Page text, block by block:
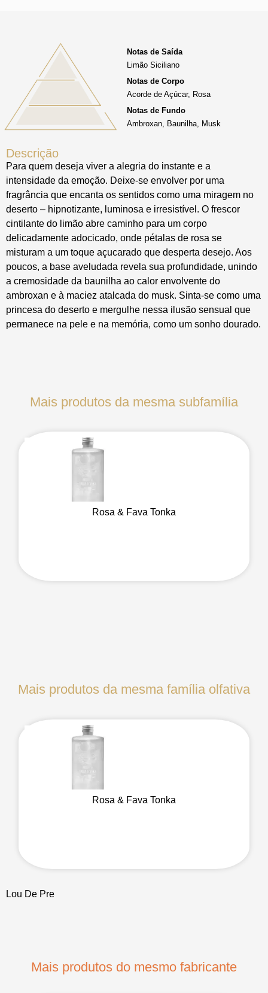
Descrição
Para quem deseja viver a alegria do instante e a
intensidade da emoção. Deixe-se envolver por uma
fragrância que encanta os sentidos como uma miragem no
deserto – hipnotizante, luminosa e irresistível. O frescor
cintilante do limão abre caminho para um corpo
delicadamente adocicado, onde pétalas de rosa se
misturam a um toque açucarado que desperta desejo. Aos
poucos, a base aveludada revela sua profundidade, unindo
a cremosidade da baunilha ao calor envolvente do
ambroxan e à maciez atalcada do musk. Sinta-se como uma
princesa do deserto e mergulhe nessa ilusão sensual que
permanece na pele e na memória, como um sonho dourado.
Notas de Saída
Limão Siciliano
Notas de Corpo
Acorde de Açúcar, Rosa
Notas de Fundo
Ambroxan, Baunilha, Musk
Mais produtos da mesma subfamília
Rosa & Fava Tonka
Mais produtos da mesma família olfativa
Rosa & Fava Tonka
Lou De Pre
Mais produtos do mesmo fabricante